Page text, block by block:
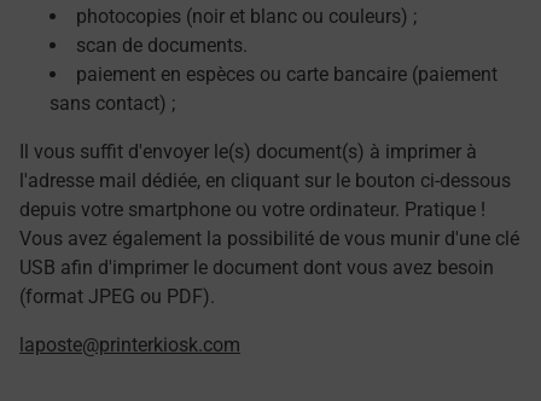
photocopies (noir et blanc ou couleurs) ;
scan de documents.
paiement en espèces ou carte bancaire (paiement
sans contact) ;
Il vous suffit d'envoyer le(s) document(s) à imprimer à
l'adresse mail dédiée, en cliquant sur le bouton ci-dessous
depuis votre smartphone ou votre ordinateur. Pratique !
Vous avez également la possibilité de vous munir d'une clé
USB afin d'imprimer le document dont vous avez besoin
(format JPEG ou PDF).
laposte@printerkiosk.com